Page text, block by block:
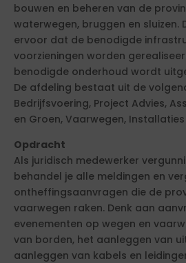
bouwen en beheren van de
waterwegen, bruggen en sluizen.
ervoor dat de benodigde
voorzieningen worden
benodigde onderhoud wordt
De afdeling bestaat uit de
Bedrijfsvoering, Project Advies,
en Groen, Vaarwegen,
Opdracht
Als juridisch medewerker
behandel je alle meldingen en
ontheffingsaanvragen die de
vaarwegen raken. Denk aan
evenementen op wegen en
van borden, het aanleggen van
aanleggen van kabels en